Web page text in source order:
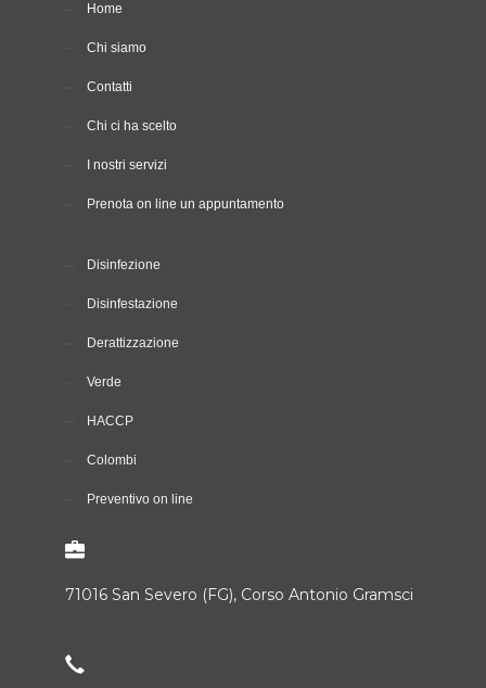
Home
Chi siamo
Contatti
Chi ci ha scelto
I nostri servizi
Prenota on line un appuntamento
Disinfezione
Disinfestazione
Derattizzazione
Verde
HACCP
Colombi
Preventivo on line
71016 San Severo (FG), Corso Antonio Gramsci